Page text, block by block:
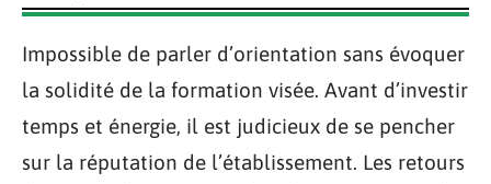
Impossible de parler d’orientation sans évoquer
la solidité de la formation visée. Avant d’investir
temps et énergie, il est judicieux de se pencher
sur la réputation de l’établissement. Les retours